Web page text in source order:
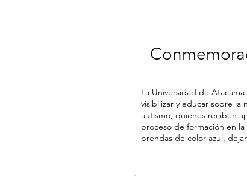
La Universidad de
visibilizar y educar sobre
autismo, quienes reciben
proceso de formación en
prendas de color azul,